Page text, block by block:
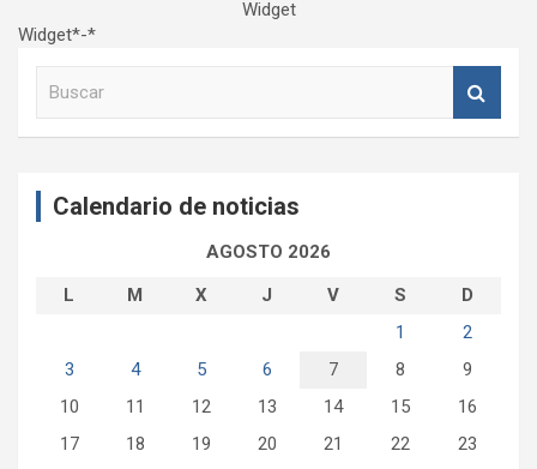
Widget
Widget*-*
Calendario de noticias
AGOSTO 2026
L
M X J V S
D
1
2
3
4 5 6 7 8
9
10
11 12 13 14 15
16
17
18 19 20 21 22
23